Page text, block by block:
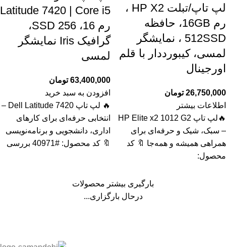
لپ تاپ/تبلت HP X2 ،
رم 16GB، حافظه
512SSD ، نمایشگر
لمسی، کیبورددار با قلم
اورجینال
26,750,000 تومان
اطلاعات بیشتر
🔥لپ تاپ HP Elite x2 1012 G2
– سبک، شیک و حرفه‌ای برای
همراهی همیشه و همه‌جا 🔖 کد
محصول:
Latitude 7420 | Core i5
رم 16، SSD 256،
گرافیک Iris نمایشگر
لمسی
63,400,000 تومان
افزودن به سبد خرید
🔥 لپ تاپ Dell Latitude 7420 –
انتخابی حرفه‌ای برای کارهای
اداری، دانشجویی و برنامه‌نویسی
🔖 کد محصول: #40971 بررسی
بارگیری بیشتر محصولات
درحال بارگزاری...